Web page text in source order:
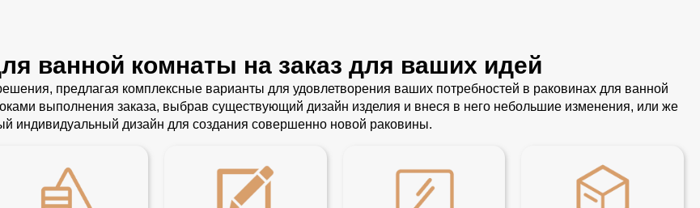
ванной комнаты на заказ для ваших идей
предлагая комплексные варианты для удовлетворения ваших потребностей в раковинах для ванной
выполнения заказа, выбрав существующий дизайн изделия и внеся в него небольшие изменения, или же
индивидуальный дизайн для создания совершенно новой раковины.